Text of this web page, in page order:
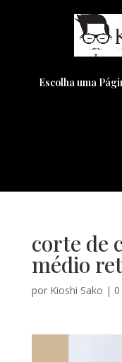
Escolha uma
corte de
médio
por Kioshi Sako |